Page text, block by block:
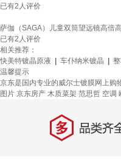
已有2 人评价
萨伽（SAGA）儿童双筒望远镜高倍
已有2 人评价
相关推荐：
快美特镀晶原液
车仆纳米镀晶
温馨提示
京东是国内专业的威尔士镀膜网上购
图片 京东房产 木质菜架 范思哲 空调
多 品类齐全